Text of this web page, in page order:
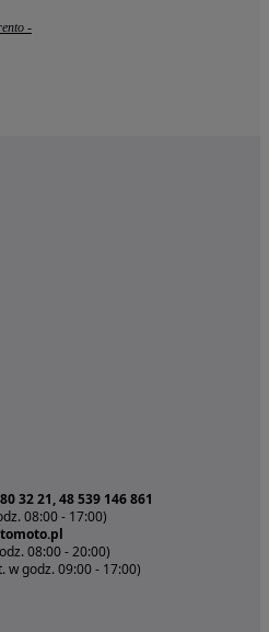
-
32 21, 48 539 146 861
08:00 - 17:00)
08:00 - 20:00)
w godz. 09:00 - 17:00)